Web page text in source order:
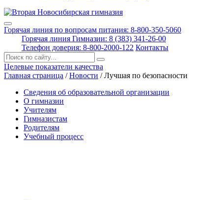
Горячая линия по вопросам питания: 8-800-350-5060
Горячая линия Гимназии: 8 (383) 341-26-00
Телефон доверия: 8-800-2000-122 Контакты
Поиск:
Целевые показатели качества
Главная страница /Новости /Лучшая по безопасности
Сведения об образовательной организации
О гимназии
Учителям
Гимназистам
Родителям
Учебный процесс